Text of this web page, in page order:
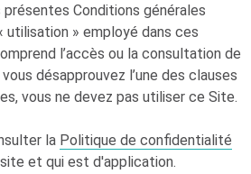
Conditions générales
utilisation » employé dans ces
l’accès ou la consultation de
désapprouvez l’une des clauses
vous ne devez pas utiliser ce Site.
la Politique de confidentialité
et qui est d'application.